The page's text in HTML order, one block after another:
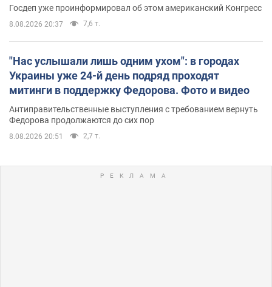
Госдеп уже проинформировал об этом американский Конгресс
8.08.2026 20:37 7,6 т.
"Нас услышали лишь одним ухом": в городах
Украины уже 24-й день подряд проходят
митинги в поддержку Федорова. Фото и видео
Антиправительственные выступления с требованием вернуть
Федорова продолжаются до сих пор
8.08.2026 20:51 2,7 т.